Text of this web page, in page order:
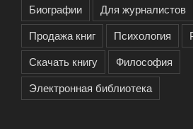
Биографии
Для журналистов
Продажа книг
Психология
Скачать книгу
Философия
Электронная библиотека